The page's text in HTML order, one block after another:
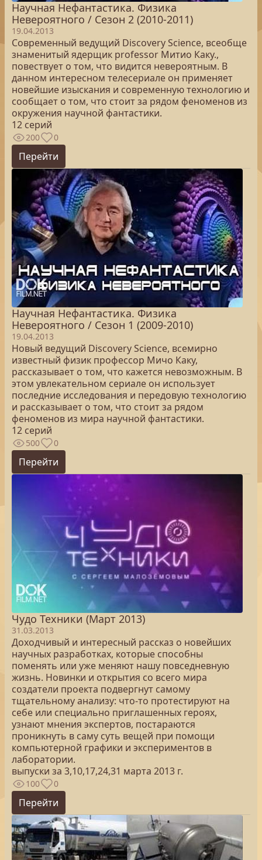
Научная Нефантастика. Физика
Невероятного / Сезон 2 (2010-2011)
19.04.2013
Современный ведущий Discovery Science, всеобще
знаменитый ядерщик professor Митио Каку.,
повествует о том, что видится невероятным. В
данном интересном телесериале он применяет
новейшие изыскания и современную технологию и
сообщает о том, что стоит за рядом феноменов из
окружения научной фантастики.
12 серий
200 0
Перейти
Научная Нефантастика. Физика
Невероятного / Сезон 1 (2009-2010)
19.04.2013
Новый ведущий Discovery Science, всемирно
известный физик профессор Мичо Каку,
рассказывает о том, что кажется невозможным. В
этом увлекательном сериале он использует
последние исследования и передовую технологию
и рассказывает о том, что стоит за рядом
феноменов из мира научной фантастики.
12 серий
500 0
Перейти
Чудо Техники (Март 2013)
31.03.2013
Доходчивый и интересный рассказ о новейших
научных разработках, которые способны
поменять или уже меняют нашу повседневную
жизнь. Новинки и открытия со всего мира
создатели проекта подвергнут самому
тщательному анализу: что-то протестируют на
себе или специально приглашенных героях,
узнают мнения экспертов, постараются
проникнуть в саму суть вещей при помощи
компьютерной графики и экспериментов в
лаборатории.
выпуски за 3,10,17,24,31 марта 2013 г.
100 0
Перейти